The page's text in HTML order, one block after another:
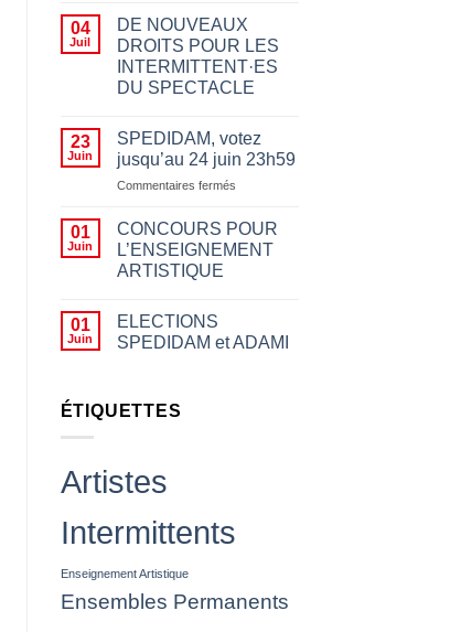
à
boycotter
pour
des
motifs
n’a
rien
à
voir
le
fait
les
04
Juil
DE NOUVEAUX
DROITS POUR LES
INTERMITTENT·ES
DU SPECTACLE
23
Juin
SPEDIDAM, votez
jusqu’au 24 juin 23h59
Commentaires ferméssur
votez
jusqu’au
24
01
Juin
CONCOURS POUR
L’ENSEIGNEMENT
ARTISTIQUE
01
Juin
ELECTIONS
SPEDIDAM et ADAMI
ÉTIQUETTES
Artistes
Intermittents
Enseignement Artistique
Ensembles Permanents